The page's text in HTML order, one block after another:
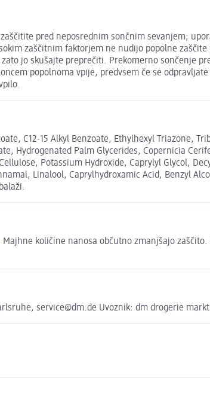
pred neposrednim sončnim sevanjem;
zaščitnim faktorjem ne nudijo popolne
jo skušajte preprečiti. Prekomerno sončenje
popolnoma vpije, predvsem če se
C12-15 Alkyl Benzoate, Ethylhexyl Triazone,
Hydrogenated Palm Glycerides, Copernicia
Potassium Hydroxide, Caprylyl Glycol,
Linalool, Caprylhydroxamic Acid, Benzyl
količine nanosa občutno zmanjšajo
service@dm.de Uvoznik: dm drogerie